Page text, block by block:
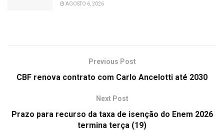
AGOSTO 6, 2026
Previous Post
CBF renova contrato com Carlo Ancelotti até 2030
Next Post
Prazo para recurso da taxa de isenção do Enem 2026
termina terça (19)